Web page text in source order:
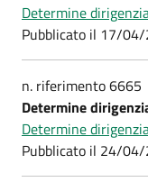
Determine
Pubblicato il 17/
n. riferimento 6665
Determine
Determine
Pubblicato il 24/